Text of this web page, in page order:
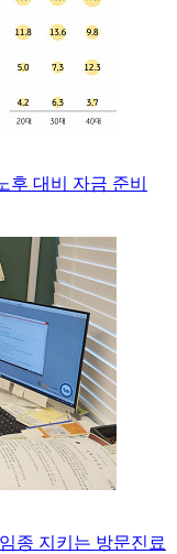
후 대비 자금 준비
종 지키는 방문진료